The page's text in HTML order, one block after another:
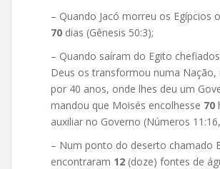
– Quando Jacó morreu os Egípcios
70 dias (Gênesis 50:3);
– Quando saíram do Egito
Deus os transformou numa Nação,
por 40 anos, onde lhes deu um
mandou que Moisés encolhesse 70
auxiliar no Governo (Números
– Num ponto do deserto chamado
encontraram 12 (doze) fontes de